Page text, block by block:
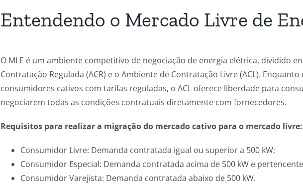
Entendendo o Mercado Livre de
O MLE é um ambiente competitivo de negociação de energia elétrica, dividido
Contratação Regulada (ACR) e o Ambiente de Contratação Livre (ACL). Enquanto
consumidores cativos com tarifas reguladas, o ACL oferece liberdade para
negociarem todas as condições contratuais diretamente com fornecedores.
Requisitos para realizar a migração do mercado cativo para o mercado livre:
Consumidor Livre: Demanda contratada igual ou superior a 500 kW;
Consumidor Especial: Demanda contratada acima de 500 kW e
Consumidor Varejista: Demanda contratada abaixo de 500 kW.